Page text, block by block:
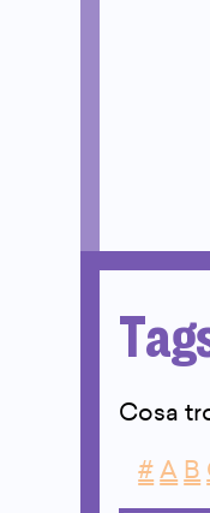
Cosa
# A B